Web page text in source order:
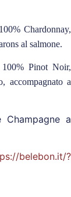
100% Chardonnay,
al salmone.
Pinot Noir,
accompagnato a
Champagne a
belebon.it/?